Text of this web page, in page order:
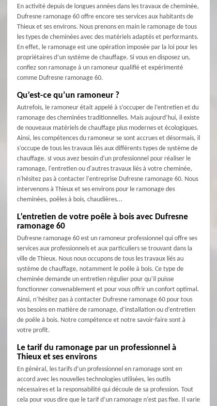
En activité depuis de longues années dans les travaux de cheminée,
Dufresne ramonage 60 offre encore ses services aux habitants de
Thieux et ses environs. Nous prenons en main le ramonage de tous
les types de cheminées avec des matériels adaptés et performants.
En effet, le ramonage est une opération imposée par la loi pour les
propriétaires d’un système de chauffage. Si vous en disposez un,
confiez son ramonage à un ramoneur qualifié et expérimenté
comme Dufresne ramonage 60.
Qu’est-ce qu’un ramoneur ?
Autrefois, le ramoneur était appelé à s’occuper de l’entretien et du
ramonage des cheminées traditionnelles. Mais aujourd’hui, il existe
de nouveaux matériels de chauffage plus modernes et écologiques.
Ainsi, les compétences du ramoneur se sont accrues et désormais, il
s’occupe de tous les travaux liés aux différents types de système de
chauffage. sI vous avez besoin d'un professionnel pour réaliser le
ramonage, l'entretien ou d'autres travaux liés à votre cheminée,
n'hésitez pas à contacter l'entreprise Dufresne ramonage 60. Nous
intervenons à Thieux et ses environs pour le ramonage des
cheminées, poêles à bois, chaudières...
L’entretien de votre poêle à bois avec Dufresne
ramonage 60
Dufresne ramonage 60 est un ramoneur professionnel qui offre ses
services aux professionnels et aux particuliers se trouvant dans la
ville de Thieux. Nous nous occupons de tous les travaux liés au
système de chauffage, notamment le poêle à bois. Ce type de
cheminée demande un entretien régulier pour qu’il puisse
fonctionner convenablement et pour vous offrir un confort optimal.
Ainsi, n’hésitez pas à contacter Dufresne ramonage 60 pour tous
vos besoins en matière de ramonage, d’installation ou d’entretien
de poêle à bois. Notre compétence et notre savoir-faire sont à
votre profit.
Le tarif du ramonage par un professionnel à
Thieux et ses environs
En général, les tarifs d’un professionnel en ramonage sont en
accord avec les nouvelles technologies utilisées, les outils
nécessaires et la responsabilité qui découle de sa profession. Tout
cela pour vous dire que le tarif d’un ramonage n’est pas fixe. Il varie